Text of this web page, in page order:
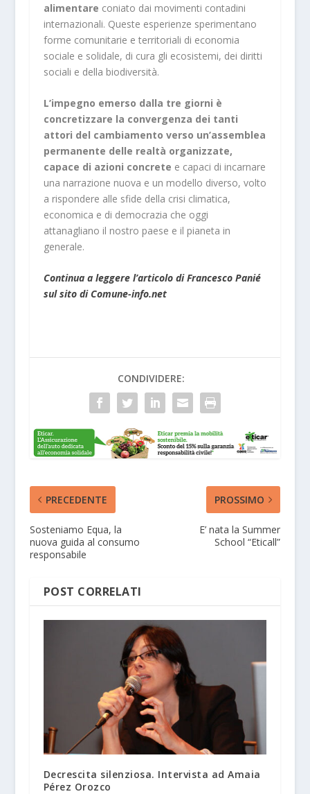
alimentare coniato dai movimenti contadini
internazionali. Queste esperienze sperimentano
forme comunitarie e territoriali di economia
sociale e solidale, di cura gli ecosistemi, dei diritti
sociali e della biodiversità.
L’impegno emerso dalla tre giorni è
concretizzare la convergenza dei tanti
attori del cambiamento verso un’assemblea
permanente delle realtà organizzate,
capace di azioni concrete e capaci di incarnare
una narrazione nuova e un modello diverso, volto
a rispondere alle sfide della crisi climatica,
economica e di democrazia che oggi
attanagliano il nostro paese e il pianeta in
generale.
Continua a leggere l’articolo di Francesco Panié
sul sito di Comune-info.net
CONDIVIDERE:
PRECEDENTE
Sosteniamo Equa, la
nuova guida al consumo
responsabile
PROSSIMO
E’ nata la Summer
School “Eticall”
POST CORRELATI
Decrescita silenziosa. Intervista ad Amaia
Pérez Orozco